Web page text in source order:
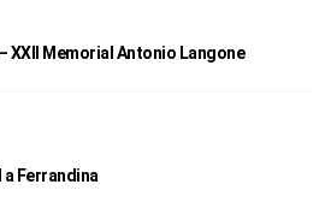
XXII Memorial Antonio Langone
Ferrandina